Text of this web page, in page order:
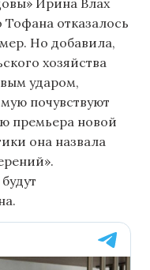
Тофана отказалось
Но добавила,
хозяйства
ударом,
почувствуют
премьера новой
она назвала